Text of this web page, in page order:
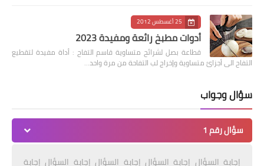
25 أغسطس 2012
أدوات مطبخ رائعة ومفيدة 2023
قطاعة بصل لشرائح متساوية قاسم التفاح : أداة مفيدة لتقطيع
التفاح الى أجزائ متساوية وإخراج لب التفاحة من مرة واحد…
سؤال وجواب
سؤال رقم 1
إجابة السؤال إجابة السؤال إجابة السؤال إجابة السؤال إجابة